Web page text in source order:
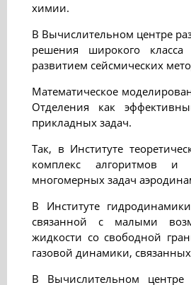
химии.
В Вычислительном центре
решения широкого
развитием сейсмических
Математическое
Отделения как
прикладных задач.
Так, в Институте
комплекс алгоритмов и
многомерных задач
В Институте
связанной с малыми
жидкости со свободной
газовой динамики,
В Вычислительном центре